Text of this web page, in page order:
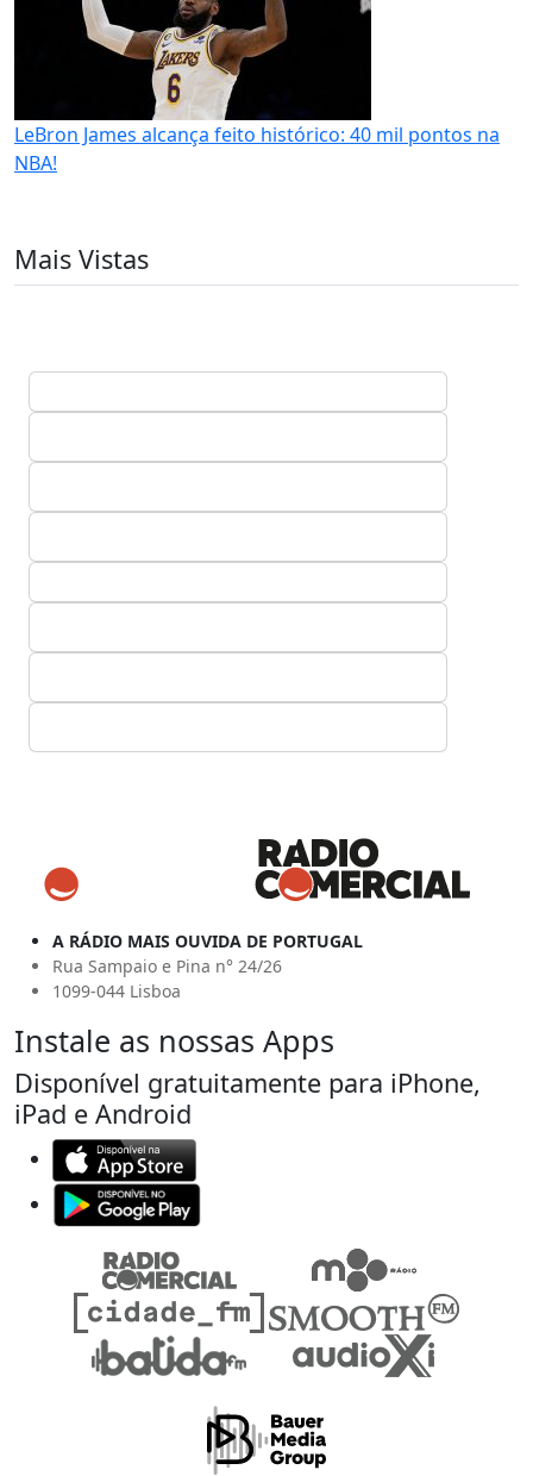
LeBron James alcança feito histórico: 40 mil pontos na
NBA!
Mais Vistas
A RÁDIO MAIS OUVIDA DE PORTUGAL
Rua Sampaio e Pina n° 24/26
1099-044 Lisboa
Instale as nossas Apps
Disponível gratuitamente para iPhone,
iPad e Android